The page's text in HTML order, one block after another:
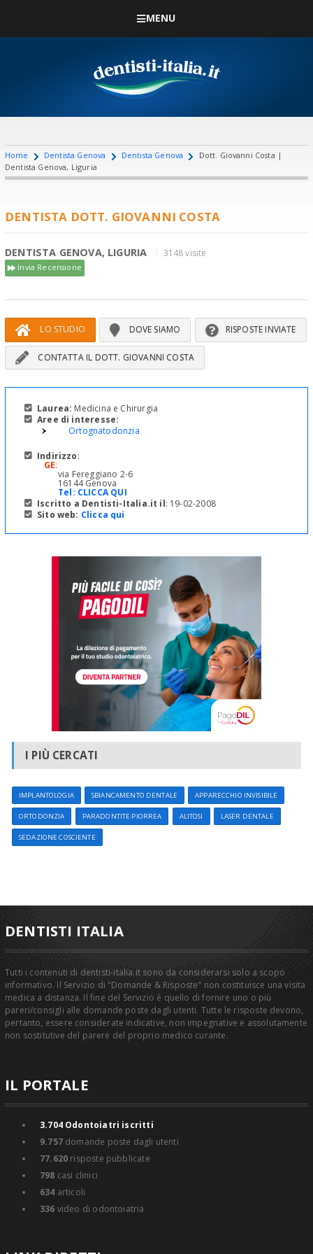
MENU
Home Dentista Genova Dentista Genova
Dott. Giovanni Costa |
Dentista Genova, Liguria
DENTISTA DOTT. GIOVANNI COSTA
DENTISTA GENOVA, LIGURIA 3148 visite
Invia Recensione
LO STUDIO DOVE SIAMO RISPOSTE INVIATE
CONTATTA IL DOTT. GIOVANNI COSTA
Laurea: Medicina e Chirurgia
Aree di interesse:
Ortognatodonzia
Indirizzo:
GE:
via Fereggiano 2-6
16144 Genova
Tel: CLICCA QUI
Iscritto a Dentisti-Italia.it il: 19-02-2008
Sito web: Clicca qui
I PIÙ CERCATI
IMPLANTOLOGIA SBIANCAMENTO DENTALE APPARECCHIO INVISIBILE
ORTODONZIA PARADONTITE PIORREA ALITOSI LASER DENTALE
SEDAZIONE COSCIENTE
DENTISTI ITALIA
Tutti i contenuti di dentisti-italia.it sono da considerarsi solo a scopo
informativo. Il Servizio di "Domande & Risposte" non costituisce una visita
medica a distanza. Il fine del Servizio è quello di fornire uno o più
pareri/consigli alle domande poste dagli utenti. Tutte le risposte devono,
pertanto, essere considerate indicative, non impegnative e assolutamente
non sostitutive del parere del proprio medico curante.
IL PORTALE
3.704Odontoiatri iscritti
9.757domande poste dagli utenti
77.620 risposte pubblicate
798 casi clinici
634 articoli
336 video di odontoiatria